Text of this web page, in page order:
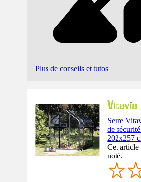
Plus de conseils et tutos
Serre
de
202x257
Cet article
noté.